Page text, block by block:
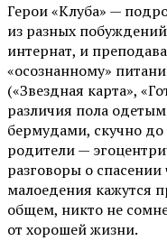
Герои «Клуба» —
из разных
интернат, и
«осознанному»
(«Звездная карта»,
различия пола
бермудами, скучно до
родители —
разговоры о
малоедения кажутся
общем, никто не
от хорошей жизни.